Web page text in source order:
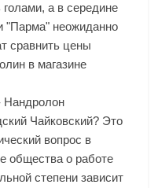
а в середине
"Парма" неожиданно
сравнить цены
в магазине
Нандролон
Чайковский? Это
вопрос в
общества о работе
степени зависит